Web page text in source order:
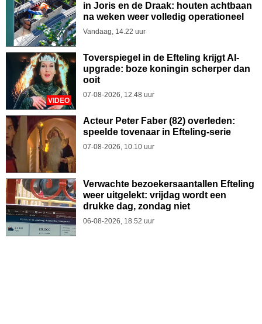
in Joris en de Draak: houten achtbaan
na weken weer volledig operationeel
Vandaag, 14.22 uur
VIDEO
Toverspiegel in de Efteling krijgt AI-
upgrade: boze koningin scherper dan
ooit
07-08-2026, 12.48 uur
Acteur Peter Faber (82) overleden:
speelde tovenaar in Efteling-serie
07-08-2026, 10.10 uur
Verwachte bezoekersaantallen Efteling
weer uitgelekt: vrijdag wordt een
drukke dag, zondag niet
06-08-2026, 18.52 uur